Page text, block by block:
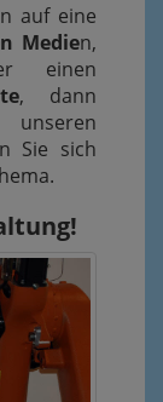
auf eine
Medien,
einen
, dann
Sie sich